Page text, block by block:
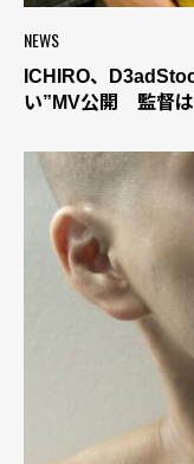
NEWS
ICHIRO、
い”MV公開 監督